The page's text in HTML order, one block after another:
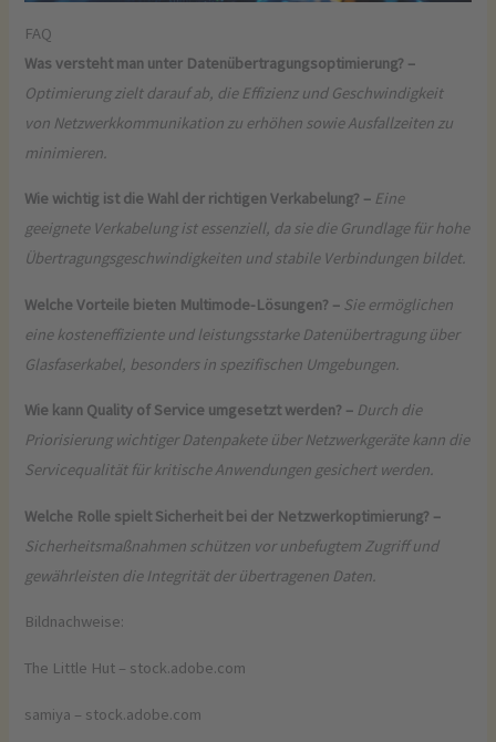
FAQ
Was versteht man unter Datenübertragungsoptimierung? –
Optimierung zielt darauf ab, die Effizienz und Geschwindigkeit
von Netzwerkkommunikation zu erhöhen sowie Ausfallzeiten zu
minimieren.
Wie wichtig ist die Wahl der richtigen Verkabelung? – Eine
geeignete Verkabelung ist essenziell, da sie die Grundlage für hohe
Übertragungsgeschwindigkeiten und stabile Verbindungen bildet.
Welche Vorteile bieten Multimode-Lösungen? – Sie ermöglichen
eine kosteneffiziente und leistungsstarke Datenübertragung über
Glasfaserkabel, besonders in spezifischen Umgebungen.
Wie kann Quality of Service umgesetzt werden? – Durch die
Priorisierung wichtiger Datenpakete über Netzwerkgeräte kann die
Servicequalität für kritische Anwendungen gesichert werden.
Welche Rolle spielt Sicherheit bei der Netzwerkoptimierung? –
Sicherheitsmaßnahmen schützen vor unbefugtem Zugriff und
gewährleisten die Integrität der übertragenen Daten.
Bildnachweise:
The Little Hut – stock.adobe.com
samiya – stock.adobe.com